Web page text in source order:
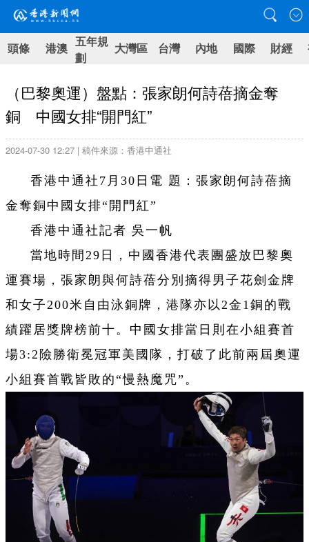
頭條 港澳 五年規
劃
大灣區 台灣 內地 國際 財經
（巴黎奧運）盤點：張家朗何詩蓓摘金奪
銅 中國女排“開門紅”
2024-07-30 12:27 | 稿件來源：香港中通社
香港中通社7月30日電 題：張家朗何詩蓓摘
金奪銅中國女排“開門紅”
香港中通社記者 吳一帆
當地時間29日，中國香港代表團盛放巴黎奧
運賽場，張家朗與何詩蓓分別摘得男子花劍金牌
和女子200米自由泳銅牌，港隊亦以2金1銅的戰
績躍居獎牌榜前十。中國女排當日則在小組賽首
場3:2險勝衛冕冠軍美國隊，打破了此前兩屆奧運
小組賽首戰皆敗的“慢熱魔咒”。